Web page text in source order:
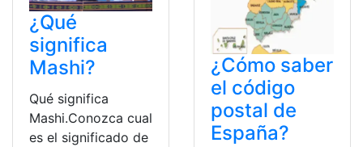
¿Qué
significa
Mashi?
Qué significa
Mashi.Conozca cual
es el significado de
¿Cómo saber
el código
postal de
España?